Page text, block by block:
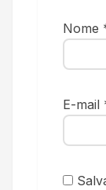
Nome
E-mail